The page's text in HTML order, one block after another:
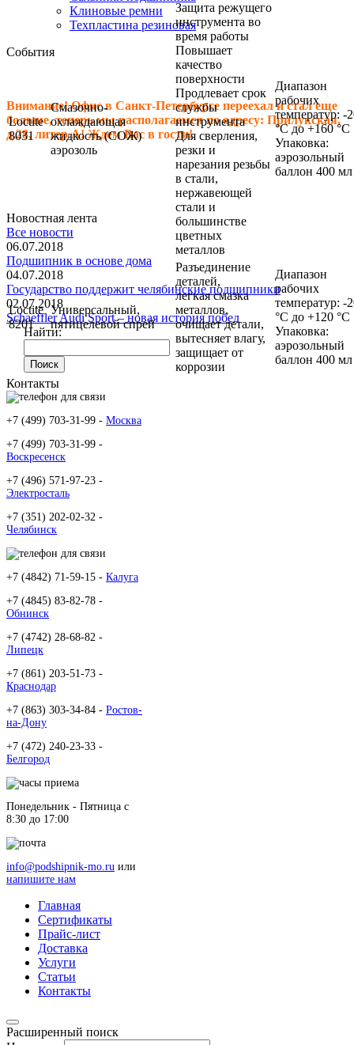
Клиновые ремни
Техпластина резиновая
События
Внимание! Офис в Санкт-Петербурге переехал и стал еще
больше, теперь мы располагаемся по адресу: Прилукская,
д.28, литер.А! Ждем Вас в гости!
Новостная лента
Все новости
06.07.2018
Подшипник в основе дома
04.07.2018
Государство поддержит челябинские подшипники
02.07.2018
Schaeffler Audi Sport – новая история побед
Найти:
Loctite
8031
Смазочно-
охлаждающая
жидкость (СОЖ)
аэрозоль
Защита режущего
инструмента во
время работы
Повышает
качество
поверхности
Продлевает срок
службы
инструмента
Для сверления,
резки и
нарезания резьбы
в стали,
нержавеющей
стали и
большинстве
цветных
металлов
Диапазон
рабочих
температур: -
°C до +160 °C
Упаковка:
аэрозольный
баллон 400 мл
Loctite
8201
Универсальный,
пятицелевой спрей
Разъединение
деталей,
легкая смазка
металлов,
очищает детали,
вытесняет влагу,
защищает от
коррозии
Диапазон
рабочих
температур: -
°C до +120 °C
Упаковка:
аэрозольный
баллон 400 мл
Контакты
+7 (499) 703-31-99 - Москва
+7 (499) 703-31-99 -
Воскресенск
+7 (496) 571-97-23 -
Электросталь
+7 (351) 202-02-32 -
Челябинск
+7 (4842) 71-59-15 - Калуга
+7 (4845) 83-82-78 -
Обнинск
+7 (4742) 28-68-82 -
Липецк
+7 (861) 203-51-73 -
Краснодар
+7 (863) 303-34-84 - Ростов-
на-Дону
+7 (472) 240-23-33 -
Белгород
Понедельник - Пятница c
8:30 до 17:00
info@podshipnik-mo.ru или
напишите нам
Главная
Сертификаты
Прайс-лист
Доставка
Услуги
Статьи
Контакты
Расширенный поиск